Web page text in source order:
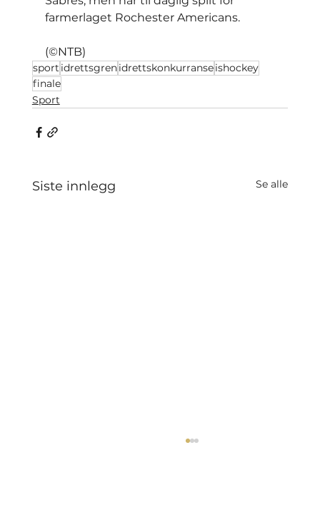
farmerlaget Rochester Americans.
(©NTB)
sport idrettsgrenidrettskonkurranseishockey
finale
Sport
Siste innlegg Se alle